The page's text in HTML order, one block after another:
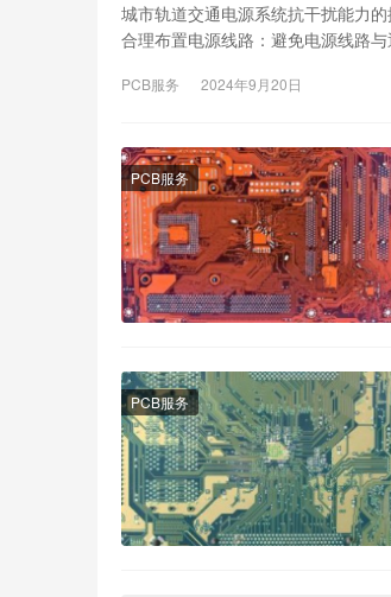
城市轨道交通电源系统抗干扰能力
合理布置电源线路：避免电源线路
PCB服务 2024年9月20日
PCB服务
PCB服务